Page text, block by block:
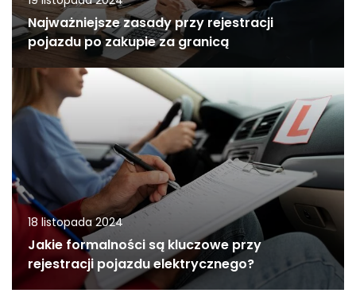
Najważniejsze zasady przy rejestracji
pojazdu po zakupie za granicą
18 listopada 2024
Jakie formalności są kluczowe przy
rejestracji pojazdu elektrycznego?